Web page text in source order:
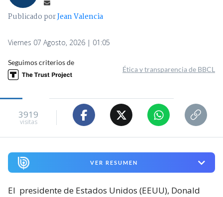
Publicado porJean Valencia
Viernes 07 Agosto, 2026 | 01:05
Seguimos criterios de
Ética y transparencia de BBCL
3919
visitas
VER RESUMEN
El presidente de Estados Unidos (EEUU), Donald